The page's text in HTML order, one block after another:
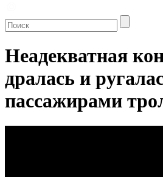
Неадекватная
дралась и
пассажирами